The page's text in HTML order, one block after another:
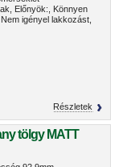
Előnyök:, Könnyen
igényel lakkozást,
Részletek
tölgy MATT